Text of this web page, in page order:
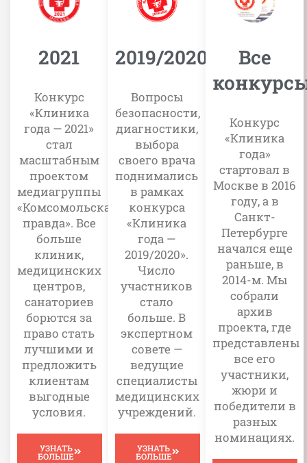
2021
Конкурс
«Клиника
года — 2021»
стал
масштабным
проектом
медиагруппы
«Комсомольская
правда». Все
больше
клиник,
медицинских
центров,
санаториев
борются за
право стать
лучшими и
предложить
клиентам
выгодные
условия.
УЗНАТЬ
БОЛЬШЕ
2019/2020
Вопросы
безопасности,
диагностики,
выбора
своего врача
поднимались
в рамках
конкурса
«Клиника
года —
2019/2020».
Число
участников
стало
больше. В
экспертном
совете —
ведущие
специалисты
медицинских
учреждений.
УЗНАТЬ
БОЛЬШЕ
Все
Конкурс
«Клиника
года»
стартовал в
Москве в 2016
году, а в
Санкт-
Петербурге
начался еще
раньше, в
2014-м. Мы
собрали
архив
проекта, где
представлены
все его
участники,
жюри и
победители в
разных
номинациях.